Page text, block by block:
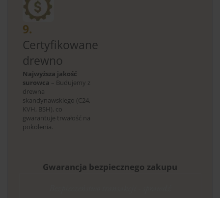
9.
Certyfikowane
drewno
Najwyższa jakość
surowca – Budujemy z
drewna
skandynawskiego (C24,
KVH, BSH), co
gwarantuje trwałość na
pokolenia.
Gwarancja bezpiecznego zakupu